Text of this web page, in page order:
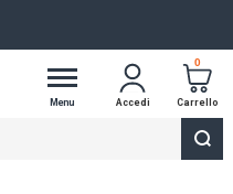
Menu Accedi
0
Carrello